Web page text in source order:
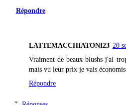
Répondre
LATTEMACCHIATONI23 20
Vraiment de beaux blushs j'ai
mais vu leur prix je vais
Répondre